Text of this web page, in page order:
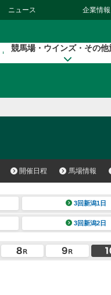
ニュース 企業情報
競馬場・ウインズ・その他
開催日程 馬場情報
3回新潟1日
3回新潟2日